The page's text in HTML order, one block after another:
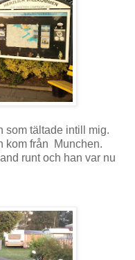
som tältade intill mig.
kom från Munchen.
runt och han var nu